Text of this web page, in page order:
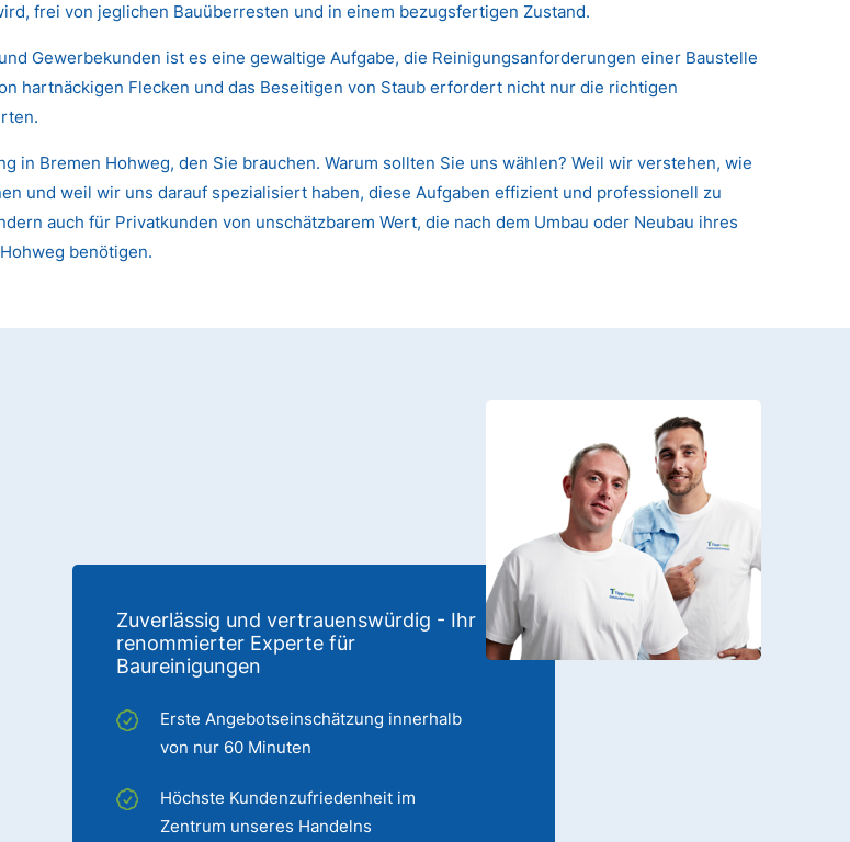
frei von jeglichen Bauüberresten und in einem bezugsfertigen Zustand.
Gewerbekunden ist es eine gewaltige Aufgabe, die Reinigungsanforderungen einer Baustelle
hartnäckigen Flecken und das Beseitigen von Staub erfordert nicht nur die richtigen
in Bremen Hohweg, den Sie brauchen. Warum sollten Sie uns wählen? Weil wir verstehen, wie
und weil wir uns darauf spezialisiert haben, diese Aufgaben effizient und professionell zu
auch für Privatkunden von unschätzbarem Wert, die nach dem Umbau oder Neubau ihres
benötigen.
Zuverlässig und vertrauenswürdig - Ihr
renommierter Experte für
Baureinigungen
Erste Angebotseinschätzung innerhalb
von nur 60 Minuten
Höchste Kundenzufriedenheit im
Zentrum unseres Handelns